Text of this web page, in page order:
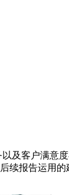
及客户满意
续报告运用的